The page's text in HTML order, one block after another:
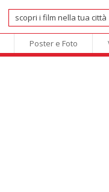
Poster e Foto